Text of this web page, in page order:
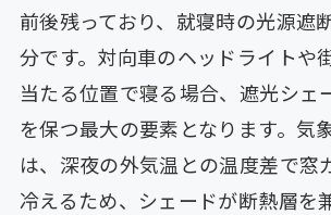
前後残っており、就寝時の光源遮
分です。対向車のヘッドライトや
当たる位置で寝る場合、遮光シェ
を保つ最大の要素となります。気
は、深夜の外気温との温度差で窓
冷えるため、シェードが断熱層を